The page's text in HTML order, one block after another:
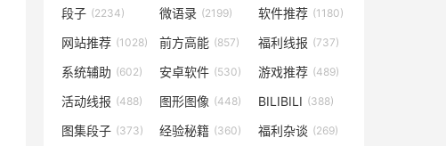
段子 (2234) 微语录 (2199) 软件推荐 (1180)
网站推荐 (1028) 前方高能 (857) 福利线报 (737)
系统辅助 (602) 安卓软件 (530) 游戏推荐 (489)
活动线报 (488) 图形图像 (448) BILIBILI (388)
图集段子 (373) 经验秘籍 (360) 福利杂谈 (269)